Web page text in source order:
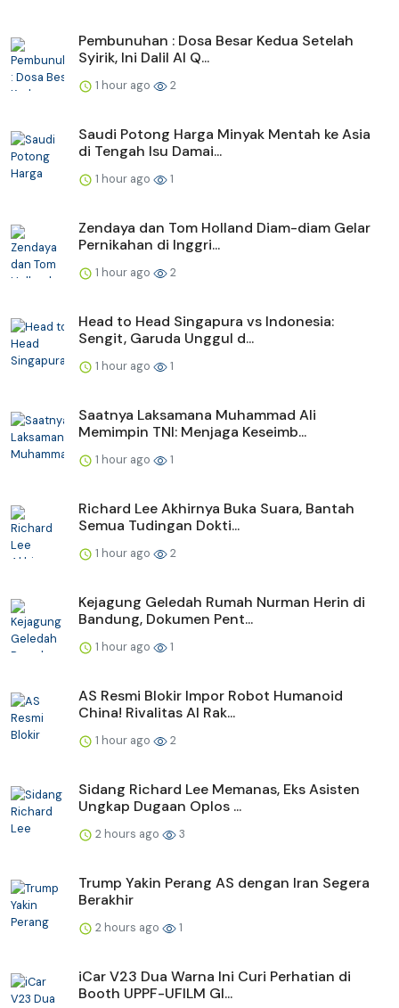
Pembunuhan : Dosa Besar Kedua Setelah
Syirik, Ini Dalil Al Q...
1 hour ago 2
Saudi Potong Harga Minyak Mentah ke Asia
di Tengah Isu Damai...
1 hour ago 1
Zendaya dan Tom Holland Diam-diam Gelar
Pernikahan di Inggri...
1 hour ago 2
Head to Head Singapura vs Indonesia:
Sengit, Garuda Unggul d...
1 hour ago 1
Saatnya Laksamana Muhammad Ali
Memimpin TNI: Menjaga Keseimb...
1 hour ago 1
Richard Lee Akhirnya Buka Suara, Bantah
Semua Tudingan Dokti...
1 hour ago 2
Kejagung Geledah Rumah Nurman Herin di
Bandung, Dokumen Pent...
1 hour ago 1
AS Resmi Blokir Impor Robot Humanoid
China! Rivalitas AI Rak...
1 hour ago 2
Sidang Richard Lee Memanas, Eks Asisten
Ungkap Dugaan Oplos ...
2 hours ago 3
Trump Yakin Perang AS dengan Iran Segera
Berakhir
2 hours ago 1
iCar V23 Dua Warna Ini Curi Perhatian di
Booth UPPF-UFILM GI...